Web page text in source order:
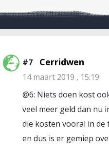
#7 Cerridwen
14 maart 2019 , 15:19
@6: Niets doen kost
veel meer geld dan nu
die kosten vooral in
en dus is er gemiep